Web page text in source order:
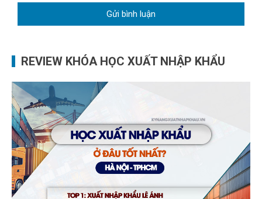
REVIEW KHÓA HỌC XUẤT NHẬP KHẨU